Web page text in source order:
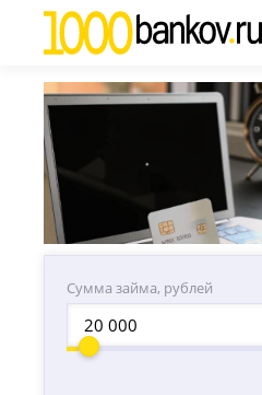
Сумма займа, рублей